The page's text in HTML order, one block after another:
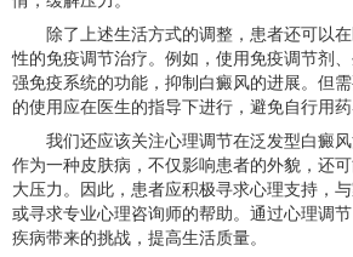
除了上述生活方式的调整，患者还可以在
性的免疫调节治疗。例如，使用免疫调节剂
强免疫系统的功能，抑制白癜风的进展。但
的使用应在医生的指导下进行，避免自行用药
我们还应该关注心理调节在泛发型白癜风
作为一种皮肤病，不仅影响患者的外貌，还
大压力。因此，患者应积极寻求心理支持，
或寻求专业心理咨询师的帮助。通过心理调
疾病带来的挑战，提高生活质量。